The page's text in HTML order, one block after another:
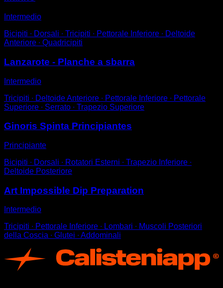
Intermedio
Bicipiti ∙ Dorsali ∙ Tricipiti ∙ Pettorale Inferiore ∙ Deltoide
Anteriore ∙ Quadricipiti
Lanzarote - Planche a sbarra
Intermedio
Tricipiti ∙ Deltoide Anteriore ∙ Pettorale Inferiore ∙ Pettorale
Superiore ∙ Serrato ∙ Trapezio Superiore
Ginoris Spinta Principiantes
Principiante
Bicipiti ∙ Dorsali ∙ Rotatori Esterni ∙ Trapezio Inferiore ∙
Deltoide Posteriore
Art Impossible Dip Preparation
Intermedio
Tricipiti ∙ Pettorale Inferiore ∙ Lombari ∙ Muscoli Posteriori
della Coscia ∙ Glutei ∙ Addominali